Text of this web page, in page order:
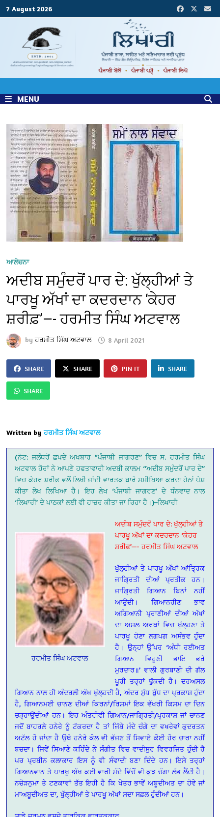
7 August 2026
MENU
ਆਲੋਚਨਾ
ਅਦੀਬ ਸਮੁੰਦਰੋਂ ਪਾਰ ਦੇ: ਖੁੱਲ੍ਹੀਆਂ ਤੇ
ਪਾਰਖੂ ਅੱਖਾਂ ਦਾ ਕਦਰਦਾਨ ‘ਕੇਹਰ
ਸ਼ਰੀਫ਼’—- ਹਰਮੀਤ ਸਿੰਘ ਅਟਵਾਲ
byਹਰਮੀਤ ਸਿੰਘ ਅਟਵਾਲ 8 April 2021
SHARE SHARE PIN IT SHARE
SHARE
Written by ਹਰਮੀਤ ਸਿੰਘ ਅਟਵਾਲ
(ਨੋਟ: ਜਲੰਧਰੋਂ ਛਪਦੇ ਅਖਬਾਰ “ਪੰਜਾਬੀ ਜਾਗਰਣ” ਵਿਚ ਸ. ਹਰਮੀਤ ਸਿੰਘ
ਅਟਵਾਲ ਹੋਰਾਂ ਨੇ ਆਪਣੇ ਹਫਤਾਵਾਰੀ ਅਦਬੀ ਕਾਲਮ “ਅਦੀਬ ਸਮੁੰਦਰੋਂ ਪਾਰ ਦੇ”
ਵਿਚ ਕੇਹਰ ਸ਼ਰੀਫ਼ ਵਲੋਂ ਲਿਖੀ ਜਾਂਦੀ ਵਾਰਤਕ ਬਾਰੇ ਸਮੀਖਿਆ ਕਰਦਾ ਹੇਠਾਂ ਪੇਸ਼
ਕੀਤਾ ਲੇਖ ਲਿਖਿਆ ਹੈ। ਇਹ ਲੇਖ ‘ਪੰਜਾਬੀ ਜਾਗਰਣ’ ਦੇ ਧੰਨਵਾਦ ਨਾਲ
‘ਲਿਖਾਰੀ’ ਦੇ ਪਾਠਕਾਂ ਲਈ ਵੀ ਹਾਜ਼ਰ ਕੀਤਾ ਜਾ ਰਿਹਾ ਹੈ।)–ਲਿਖਾਰੀ
ਹਰਮੀਤ ਸਿੰਘ ਅਟਵਾਲ
ਅਦੀਬ ਸਮੁੰਦਰੋਂ ਪਾਰ ਦੇ: ਖੁੱਲ੍ਹੀਆਂ ਤੇ
ਪਾਰਖੂ ਅੱਖਾਂ ਦਾ ਕਦਰਦਾਨ ‘ਕੇਹਰ
ਸ਼ਰੀਫ਼’—- ਹਰਮੀਤ ਸਿੰਘ ਅਟਵਾਲ
ਖੁੱਲ੍ਹੀਆਂ ਤੇ ਪਾਰਖੂ ਅੱਖਾਂ ਆਂਤ੍ਰਿਕ
ਜਾਗ੍ਰਿਤੀ ਦੀਆਂ ਪ੍ਰਤੀਕ ਹਨ।
ਜਾਗ੍ਰਿਤੀ ਗਿਆਨ ਬਿਨਾਂ ਨਹੀਂ
ਆਉਦੀ। ਗਿਆਨਹੀਣ ਭਾਵ
ਅਗਿਆਨੀ ਪ੍ਰਾਣੀਆਂ ਦੀਆਂ ਅੱਖਾਂ
ਦਾ ਅਸਲ ਅਰਥਾਂ ਵਿਚ ਖੁੱਲ੍ਹਣਾ ਤੇ
ਪਾਰਖੂ ਹੋਣਾ ਲਗਪਗ ਅਸੰਭਵ ਹੁੰਦਾ
ਹੈ। ਉਨ੍ਹਾਂ ਉੱਪਰ ‘ਅੰਧੀ ਰਈਅਤ
ਗਿਆਨ ਵਿਹੂਣੀ ਭਾਇ ਭਰੇ
ਮੁਰਦਾਰ॥’ ਵਾਲੀ ਗੁਰਬਾਣੀ ਦੀ ਗੱਲ
ਪੂਰੀ ਤਰ੍ਹਾਂ ਢੁੱਕਦੀ ਹੈ। ਦਰਅਸਲ
ਗਿਆਨ ਨਾਲ ਹੀ ਅੰਦਰਲੀ ਅੱਖ ਖੁੱਲ੍ਹਦੀ ਹੈ, ਅੰਦਰ ਸੁੱਧ ਬੁੱਧ ਦਾ ਪ੍ਰਕਾਸ਼ ਹੁੰਦਾ
ਹੈ, ਗਿਆਨਮਈ ਚਾਨਣ ਦੀਆਂ ਕਿਰਨਾਂ/ਰਿਸ਼ਮਾਂ ਇਕ ਵੱਖਰੀ ਕਿਸਮ ਦਾ ਦਿਨ
ਚੜ੍ਹਾਉਂਦੀਆਂ ਹਨ। ਇਹ ਅੰਤਰੀਵੀ ਗਿਆਨ/ਜਾਗ੍ਰਿਤੀ/ਪ੍ਰਕਾਸ਼ ਜਾਂ ਚਾਨਣ
ਜਦੋਂ ਬਾਹਰਲੇ ਹਨੇਰੇ ਨੂੰ ਟੱਕਰਦਾ ਹੈ ਤਾਂ ਜਿੱਥੇ ਮੰਦੇ ਚੰਗੇ ਦਾ ਵਖਰੇਵਾਂ ਕੁਦਰਤਨ
ਅਟੱਲ ਹੋ ਜਾਂਦਾ ਹੈ ਉਥੇ ਹਨੇਰੇ ਕੋਲ ਵੀ ਭੱਜਣ ਤੋਂ ਸਿਵਾਏ ਕੋਈ ਹੋਰ ਚਾਰਾ ਨਹੀਂ
ਬਚਦਾ। ਜਿਵੇਂ ਸਿਆਣੇ ਕਹਿੰਦੇ ਨੇ ਸੰਗੀਤ ਵਿਚ ਵਾਦੀਸੁਰ ਵਿਵਰਜਿਤ ਹੁੰਦੀ ਹੈ
ਪਰ ਪ੍ਰਬੀਨ ਕਲਾਕਾਰ ਇਸ ਨੂੰ ਵੀ ਸੰਵਾਦੀ ਬਣਾ ਦਿੰਦੇ ਹਨ। ਇਸੇ ਤਰ੍ਹਾਂ
ਗਿਆਨਵਾਨ ਤੇ ਪਾਰਖੂ ਅੱਖ ਕਈ ਵਾਰੀ ਮੰਦੇ ਵਿੱਚੋਂ ਵੀ ਕੁਝ ਚੰਗਾ ਲੱਭ ਲੈਂਦੀ ਹੈ।
ਨਚੋੜਨੁਮਾ ਤੇ ਟਣਕਾਵਾਂ ਤੱਤ ਇਹੀ ਹੈ ਕਿ ਖੇਤਰ ਭਾਵੇਂ ਅਬੂਦੀਅਤ ਦਾ ਹੋਵੇ ਜਾਂ
ਮਾਅਬੂਦੀਅਤ ਦਾ, ਖੁੱਲ੍ਹੀਆਂ ਤੇ ਪਾਰਖੂ ਅੱਖਾਂ ਸਦਾ ਸਫ਼ਲ ਹੁੰਦੀਆਂ ਹਨ।